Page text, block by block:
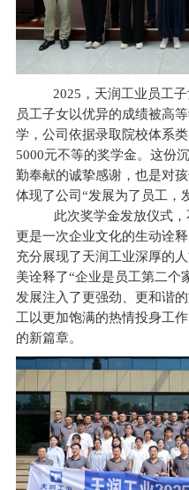
2025 ，天润工业员工
员工子女以优异的成绩被高
学，公司依据录取院校体系
5000元不等的奖学金。这份
勤奉献的诚挚感谢，也是对
体现了公司“发展为了员工，
此次奖学金发放仪式
更是一次企业文化的生动诠
充分展现了天润工业深厚的
美诠释了“企业是员工第二个
发展注入了更强劲、更和谐
工以更加饱满的热情投身工
的新篇章。